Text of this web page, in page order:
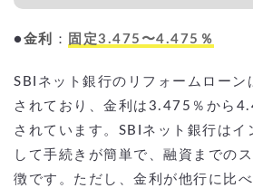
●金利 ： 固定3.475〜4.475％
SBIネット銀行のリフォームローン
されており、金利は3.475％から
されています。SBIネット銀行はイ
して手続きが簡単で、融資までの
徴です。ただし、金利が他行に比